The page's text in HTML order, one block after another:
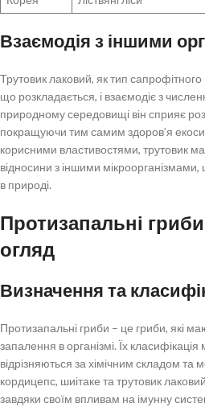
Взаємодія з іншими
Трутовик лаковий, як тип
що розкладається, і взаємодіє з
природному середовищі він сприяє
покращуючи тим самим здоров’я
корисними властивостями, трутовик
відносини з іншими мікроорганізмами,
в природі.
Протизапальні
огляд
Визначення та
Протизапальні гриби – це гриби, які
запалення в організмі. Їх
відрізняються за хімічним складом та
кордицепс, шиітаке та трутовик
завдяки своїм впливам на імунну